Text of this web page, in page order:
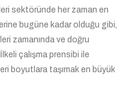
sektöründe her zaman en
bugüne kadar olduğu gibi,
zamanında ve doğru
çalışma prensibi ile
boyutlara taşımak en büyük